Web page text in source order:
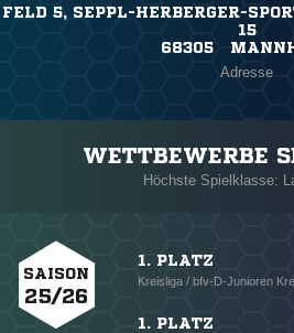
FELD 5, SEPPL-HERBERGER-
15
68305
Adresse
WETTBEWERBE
Höchste Spielklasse:
SAISON
25/26
1. PLATZ
Kreisliga / bfv-D-Junioren
1. PLATZ